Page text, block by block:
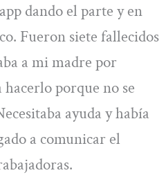
dando el parte y en
Fueron siete fallecidos
a mi madre por
porque no se
ayuda y había
a comunicar el